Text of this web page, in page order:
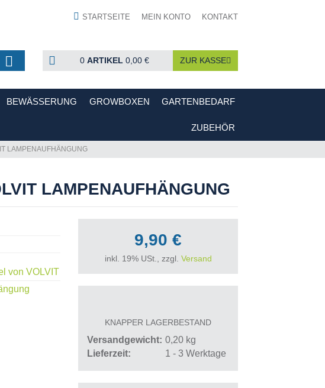
STARTSEITE MEIN KONTO KONTAKT
0 ARTIKEL 0,00 € ZUR KASSE
BEWÄSSERUNG GROWBOXEN GARTENBEDARF
ZUBEHÖR
LAMPENAUFHÄNGUNG
LAMPENAUFHÄNGUNG
von VOLVIT
9,90 €
inkl. 19% USt., zzgl. Versand
KNAPPER LAGERBESTAND
Versandgewicht 0,20 kg
Lieferzeit
1 - 3 Werktage